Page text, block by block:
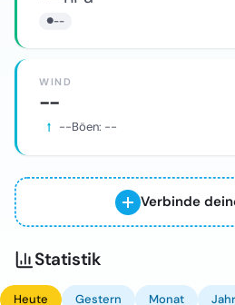
--
WIND
--
--Böen: --
Verbinde
Statistik
Heute Gestern Monat Jahr